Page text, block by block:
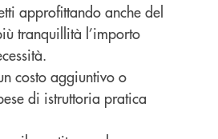
approfittando anche del
tranquillità l’importo
costo aggiuntivo o
di istruttoria pratica